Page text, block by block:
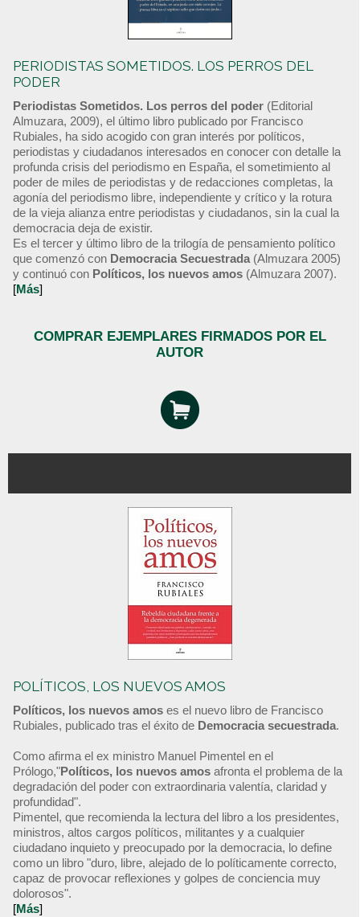
PERIODISTAS SOMETIDOS. LOS PERROS DEL
PODER
Periodistas Sometidos. Los perros del poder (Editorial
Almuzara, 2009), el último libro publicado por Francisco
Rubiales, ha sido acogido con gran interés por políticos,
periodistas y ciudadanos interesados en conocer con detalle la
profunda crisis del periodismo en España, el sometimiento al
poder de miles de periodistas y de redacciones completas, la
agonía del periodismo libre, independiente y crítico y la rotura
de la vieja alianza entre periodistas y ciudadanos, sin la cual la
democracia deja de existir.
Es el tercer y último libro de la trilogía de pensamiento político
que comenzó con Democracia Secuestrada (Almuzara 2005)
y continuó con Políticos, los nuevos amos (Almuzara 2007).
[Más]
COMPRAR EJEMPLARES FIRMADOS POR EL
AUTOR
POLÍTICOS, LOS NUEVOS AMOS
Políticos, los nuevos amos es el nuevo libro de Francisco
Rubiales, publicado tras el éxito de Democracia secuestrada.
Como afirma el ex ministro Manuel Pimentel en el
Prólogo,"Políticos, los nuevos amos afronta el problema de la
degradación del poder con extraordinaria valentía, claridad y
profundidad".
Pimentel, que recomienda la lectura del libro a los presidentes,
ministros, altos cargos políticos, militantes y a cualquier
ciudadano inquieto y preocupado por la democracia, lo define
como un libro "duro, libre, alejado de lo políticamente correcto,
capaz de provocar reflexiones y golpes de conciencia muy
dolorosos".
[Más]